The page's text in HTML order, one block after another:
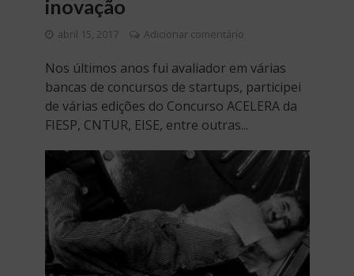
inovação
abril 15, 2017 Adicionar comentário
Nos últimos anos fui avaliador em várias
bancas de concursos de startups, participei
de várias edições do Concurso ACELERA da
FIESP, CNTUR, EISE, entre outras...